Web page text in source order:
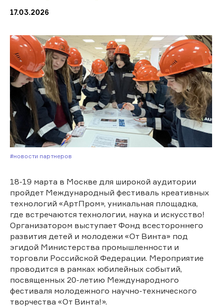
17.03.2026
#Новости партнеров
18-19 марта в Москве для широкой аудитории
пройдет Международный фестиваль креативных
технологий «АртПром», уникальная площадка,
где встречаются технологии, наука и искусство!
Организатором выступает Фонд всестороннего
развития детей и молодежи «От Винта» под
эгидой Министерства промышленности и
торговли Российской Федерации. Мероприятие
проводится в рамках юбилейных событий,
посвященных 20-летию Международного
фестиваля молодежного научно-технического
творчества «От Винта!».